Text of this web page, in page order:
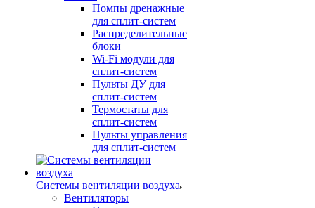
Помпы дренажные
для сплит-систем
Распределительные
блоки
Wi-Fi модули для
сплит-систем
Пульты ДУ для
сплит-систем
Термостаты для
сплит-систем
Пульты управления
для сплит-систем
Системы вентиляции воздуха
Вентиляторы